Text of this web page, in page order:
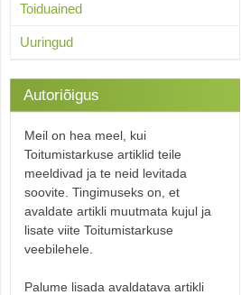
Toiduained
Uuringud
Autoriõigus
Meil on hea meel, kui
Toitumistarkuse artiklid teile
meeldivad ja te neid levitada
soovite. Tingimuseks on, et
avaldate artikli muutmata kujul ja
lisate viite Toitumistarkuse
veebilehele.
Palume lisada avaldatava artikli